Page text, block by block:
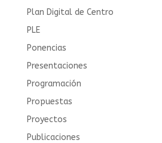
Plan Digital de Centro
PLE
Ponencias
Presentaciones
Programación
Propuestas
Proyectos
Publicaciones